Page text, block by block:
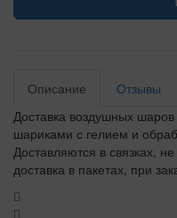
Описание Отзывы
Доставка воздушных
шариками с гелием и
Доставляются в связках,
доставка в пакетах, при